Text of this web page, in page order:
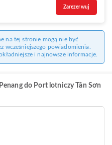
Zarezerwuj
na tej stronie mogą nie być
wcześniejszego powiadomienia.
i najnowsze informacje.
do Port lotniczy Tân Sơn